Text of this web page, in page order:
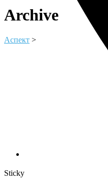
Archive
Аспект >
Sticky